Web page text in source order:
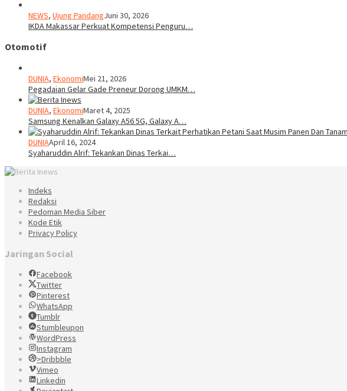
NEWS, Ujung PandangJuni 30, 2026
IKDA Makassar Perkuat Kompetensi Penguru…
Otomotif
DUNIA, EkonomiMei 21, 2026
Pegadaian Gelar Gade Preneur Dorong UMKM…
DUNIA, EkonomiMaret 4, 2025
Samsung Kenalkan Galaxy A56 5G, Galaxy A…
DUNIAApril 16, 2024
Syaharuddin Alrif: Tekankan Dinas Terkai…
Indeks
Redaksi
Pedoman Media Siber
Kode Etik
Privacy Policy
Jaringan Social
Facebook
Twitter
Pinterest
WhatsApp
Tumblr
Stumbleupon
WordPress
Instagram
>Dribbble
Vimeo
Linkedin